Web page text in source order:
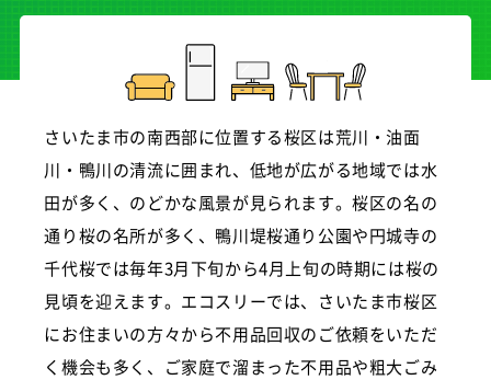
さいたま市の南西部に位置する桜区は荒川・油面
川・鴨川の清流に囲まれ、低地が広がる地域では水
田が多く、のどかな風景が見られます。桜区の名の
通り桜の名所が多く、鴨川堤桜通り公園や円城寺の
千代桜では毎年3月下旬から4月上旬の時期には桜の
見頃を迎えます。エコスリーでは、さいたま市桜区
にお住まいの方々から不用品回収のご依頼をいただ
く機会も多く、ご家庭で溜まった不用品や粗大ごみ